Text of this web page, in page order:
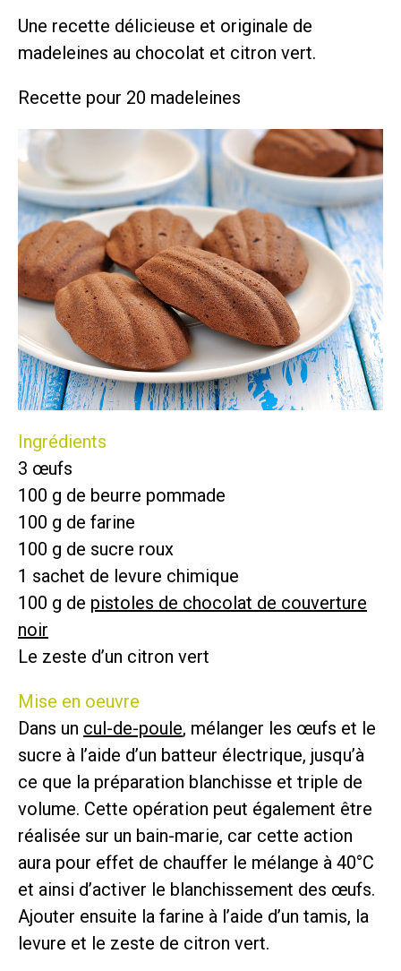
Une recette délicieuse et originale de
madeleines au chocolat et citron vert.
Recette pour 20 madeleines
Ingrédients
3 œufs
100 g de beurre pommade
100 g de farine
100 g de sucre roux
1 sachet de levure chimique
100 g de pistoles de chocolat de couverture
noir
Le zeste d’un citron vert
Mise en oeuvre
Dans un cul-de-poule, mélanger les œufs et le
sucre à l’aide d’un batteur électrique, jusqu’à
ce que la préparation blanchisse et triple de
volume. Cette opération peut également être
réalisée sur un bain-marie, car cette action
aura pour effet de chauffer le mélange à 40°C
et ainsi d’activer le blanchissement des œufs.
Ajouter ensuite la farine à l’aide d’un tamis, la
levure et le zeste de citron vert.